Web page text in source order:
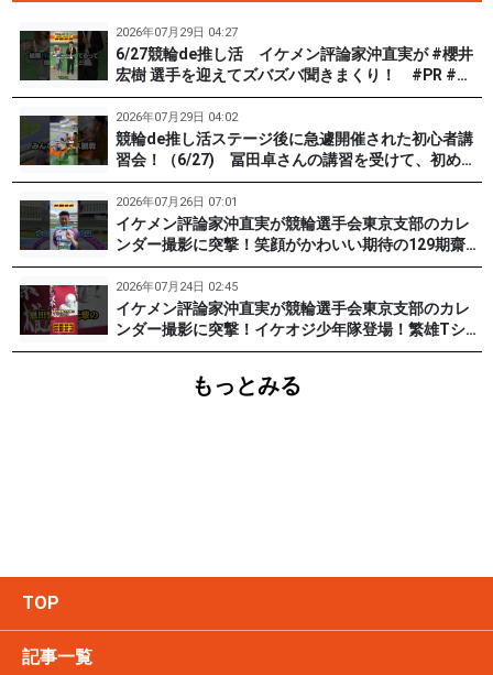
2026年07月29日 04:27
6/27競輪de推し活 イケメン評論家沖直実が #櫻井
宏樹 選手を迎えてズバズバ聞きまくり！ #PR #松
戸けいりん #和田健太郎
2026年07月29日 04:02
競輪de推し活ステージ後に急遽開催された初心者講
習会！（6/27) 冨田卓さんの講習を受けて、初めて
チャレンジした女子たち。果たして…？ #PR #松戸
けいりん #和田健太郎 #沖直実
2026年07月26日 07:01
イケメン評論家沖直実が競輪選手会東京支部のカレ
ンダー撮影に突撃！笑顔がかわいい期待の129期齋藤
宏樹選手登場！ #pr #松戸けいりん
2026年07月24日 02:45
イケメン評論家沖直実が競輪選手会東京支部のカレ
ンダー撮影に突撃！イケオジ少年隊登場！繁雄Tシャ
ツへの思いとは？ #PR #松戸けいりん #川口満広 #
浦山一栄 #市川健太
もっとみる
TOP
記事一覧